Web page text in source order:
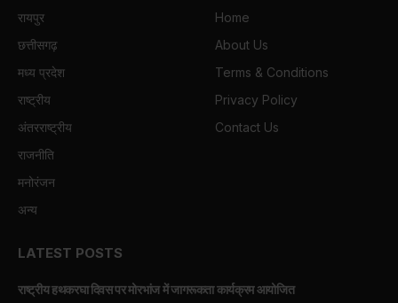
रायपुर
छत्तीसगढ़
मध्य प्रदेश
राष्ट्रीय
अंतरराष्ट्रीय
राजनीति
मनोरंजन
अन्य
Home
About Us
Terms & Conditions
Privacy Policy
Contact Us
LATEST POSTS
राष्ट्रीय हथकरघा दिवस पर मोरभांज में जागरूकता कार्यक्रम आयोजित